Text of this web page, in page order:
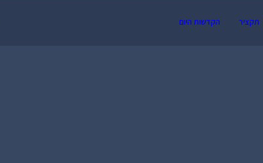
תקציר הקדשות היום